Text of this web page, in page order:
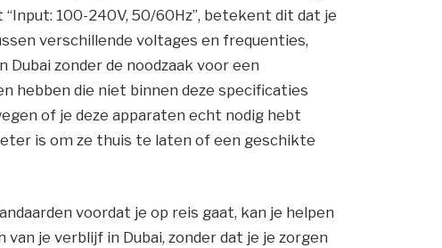
100-240V, 50/60Hz”, betekent dit dat je
verschillende voltages en frequenties,
zonder de noodzaak voor een
hebben die niet binnen deze specificaties
of je deze apparaten echt nodig hebt
is om ze thuis te laten of een geschikte
voordat je op reis gaat, kan je helpen
je verblijf in Dubai, zonder dat je je zorgen